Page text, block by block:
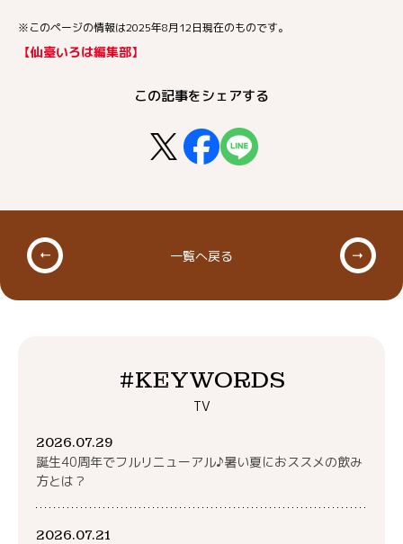
※このページの情報は2025年8月12日現在のものです。
【仙臺いろは編集部】
この記事をシェアする
一覧へ戻る
#KEYWORDS
TV
2026.07.29
誕生40周年でフルリニューアル♪暑い夏におススメの飲み
方とは？
2026.07.21